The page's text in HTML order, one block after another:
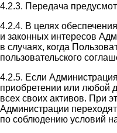
4.2.3. Передача
4.2.4. В целях
и законных интересов
в случаях, когда
пользовательского
4.2.5. Если
приобретении или любой
всех своих активов. При
Администрации
по соблюдению условий